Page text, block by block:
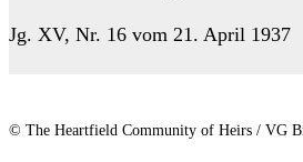
Jg. XV, Nr. 16 vom 21. April 1937
© The Heartfield Community of Heirs / VG